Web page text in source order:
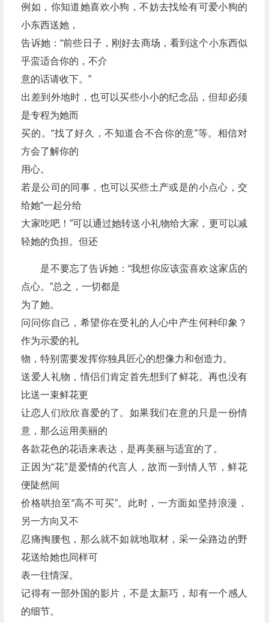
例如，你知道她喜欢小狗，不妨去找绘有可爱小狗的
小东西送她，
告诉她：“前些日子，刚好去商场，看到这个小东西似
乎蛮适合你的，不介
意的话请收下。”
出差到外地时，也可以买些小小的纪念品，但却必须
是专程为她而
买的。“找了好久，不知道合不合你的意”等。相信对
方会了解你的
用心。
若是公司的同事，也可以买些土产或是的小点心，交
给她“一起分给
大家吃吧！”可以通过她转送小礼物给大家，更可以减
轻她的负担。但还
是不要忘了告诉她：“我想你应该蛮喜欢这家店的
点心。”总之，一切都是
为了她。
问问你自己，希望你在受礼的人心中产生何种印象？
作为示爱的礼
物，特别需要发挥你独具匠心的想像力和创造力。
送爱人礼物，情侣们肯定首先想到了鲜花。再也没有
比送一束鲜花更
让恋人们欣欣喜爱的了。如果我们在意的只是一份情
意，那么运用美丽的
各款花色的花语来表达，是再美丽与适宜的了。
正因为“花”是爱情的代言人，故而一到情人节，鲜花
便陡然间
价格哄抬至“高不可买”。此时，一方面如坚持浪漫，
另一方向又不
忍痛掏腰包，那么就不如就地取材，采一朵路边的野
花送给她也同样可
表一往情深。
记得有一部外国的影片，不是太新巧，却有一个感人
的细节。